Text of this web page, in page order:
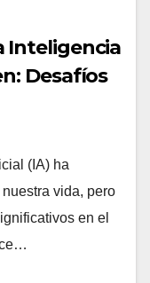
Inteligencia
Desafíos
(IA) ha
vida, pero
en el